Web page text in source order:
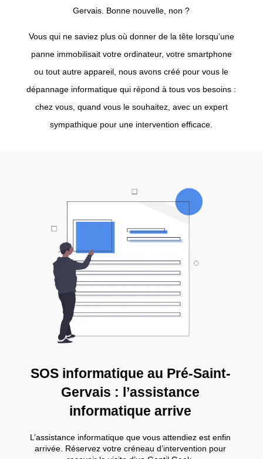
Gervais. Bonne nouvelle, non ?
Vous qui ne saviezplus où donner de la tête lorsqu’une
panne immobilisaitvotre ordinateur, votre smartphone
ou tout autre appareil, nous avons créé pour vous le
dépannage informatique qui répond à tous vos besoins :
chez vous, quand vous le souhaitez, avec un expert
sympathique pour une intervention efficace.
SOS informatique au Pré-Saint-
Gervais : l’assistance
informatique arrive
L’assistance informatique que vous attendiez est enfin
arrivée. Réservez votre créneau d’intervention pour